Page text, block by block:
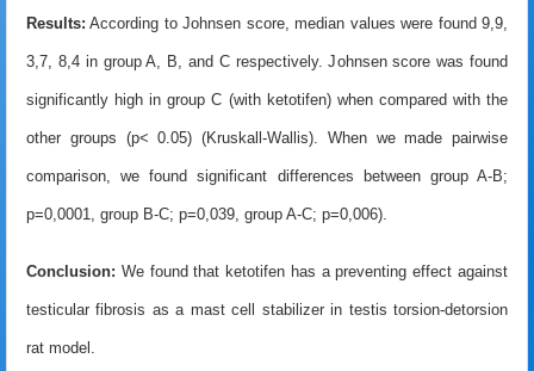
Results: According to Johnsen score, median values were found 9,9,
3,7, 8,4 in group A, B, and C respectively. Johnsen score was found
significantly high in group C (with ketotifen) when compared with the
other groups (p< 0.05) (Kruskall-Wallis). When we made pairwise
comparison, we found significant differences between group A-B;
p=0,0001, group B-C; p=0,039, group A-C; p=0,006).
Conclusion: We found that ketotifen has a preventing effect against
testicular fibrosis as a mast cell stabilizer in testis torsion-detorsion
rat model.